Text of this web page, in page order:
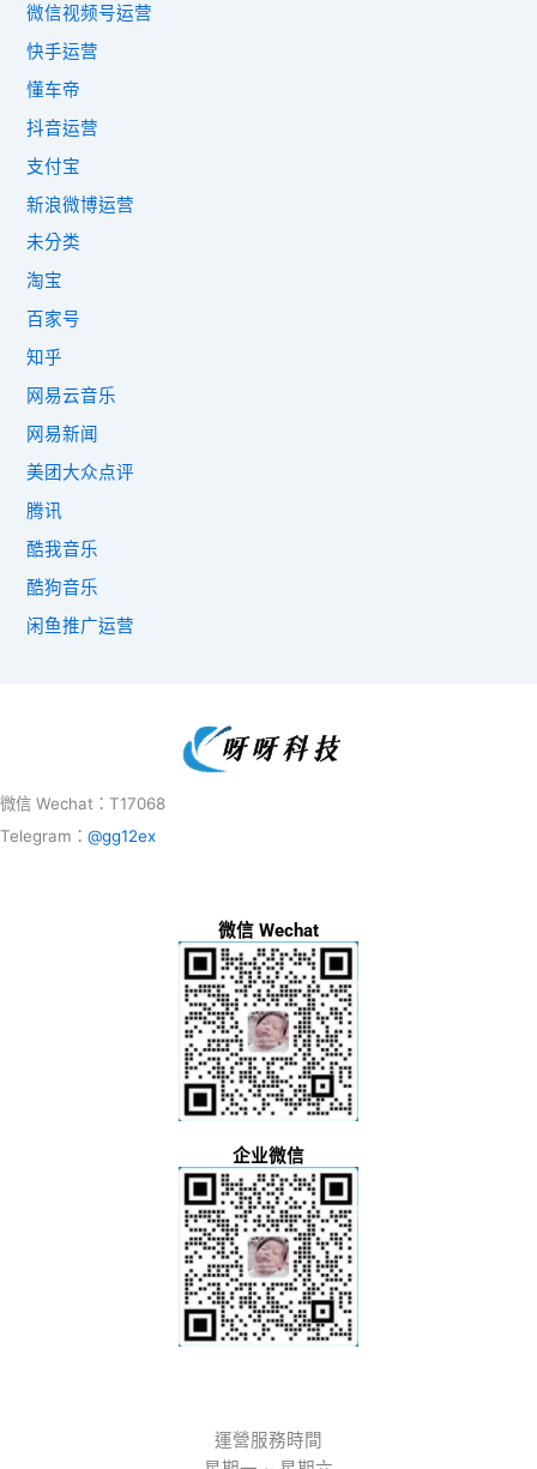
微信视频号运营
快手运营
懂车帝
抖音运营
支付宝
新浪微博运营
未分类
淘宝
百家号
知乎
网易云音乐
网易新闻
美团大众点评
腾讯
酷我音乐
酷狗音乐
闲鱼推广运营
微信 Wechat：T17068
Telegram： @gg12ex
微信 Wechat
企业微信
運營服務時間